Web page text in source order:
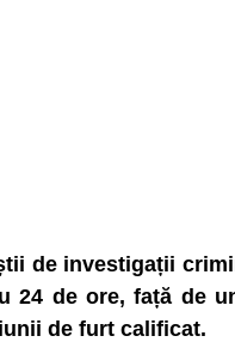
de investigații
24 de ore, față de
de furt calificat.